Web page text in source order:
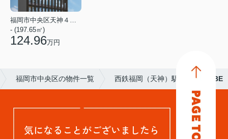
- (197.65㎡)
124.96万円
福岡市中央区の物件一覧 西鉄福岡（天神）駅 I.CUBE
気になることがございましたら